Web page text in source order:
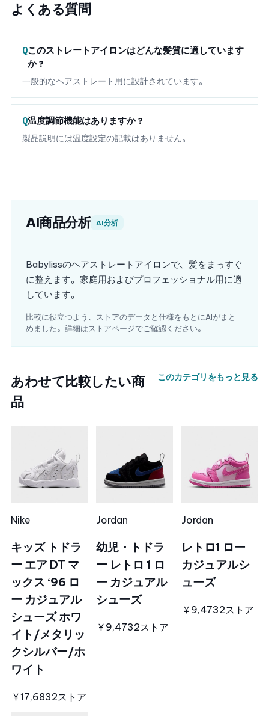
よくある質問
このストレートアイロンはどんな髪質に適しています
か？
一般的なヘアストレート用に設計されています。
温度調節機能はありますか？
製品説明には温度設定の記載はありません。
AI商品分析 AI分析
Babylissのヘアストレートアイロンで、髪をまっすぐ
に整えます。家庭用およびプロフェッショナル用に適
しています。
比較に役立つよう、ストアのデータと仕様をもとにAIがまと
めました。詳細はストアページでご確認ください。
あわせて比較したい商
品
このカテゴリをもっと見る
Nike
キッズ トドラ
ー エア DT マ
ックス ‘96 ロ
ー カジュアル
シューズ ホワ
イト/メタリッ
クシルバー/ホ
ワイト
￥17,6832ストア
Jordan
幼児・トドラ
ー レトロ 1 ロ
ー カジュアル
シューズ
￥9,4732ストア
Jordan
レトロ1 ロー
カジュアルシ
ューズ
￥9,4732ストア